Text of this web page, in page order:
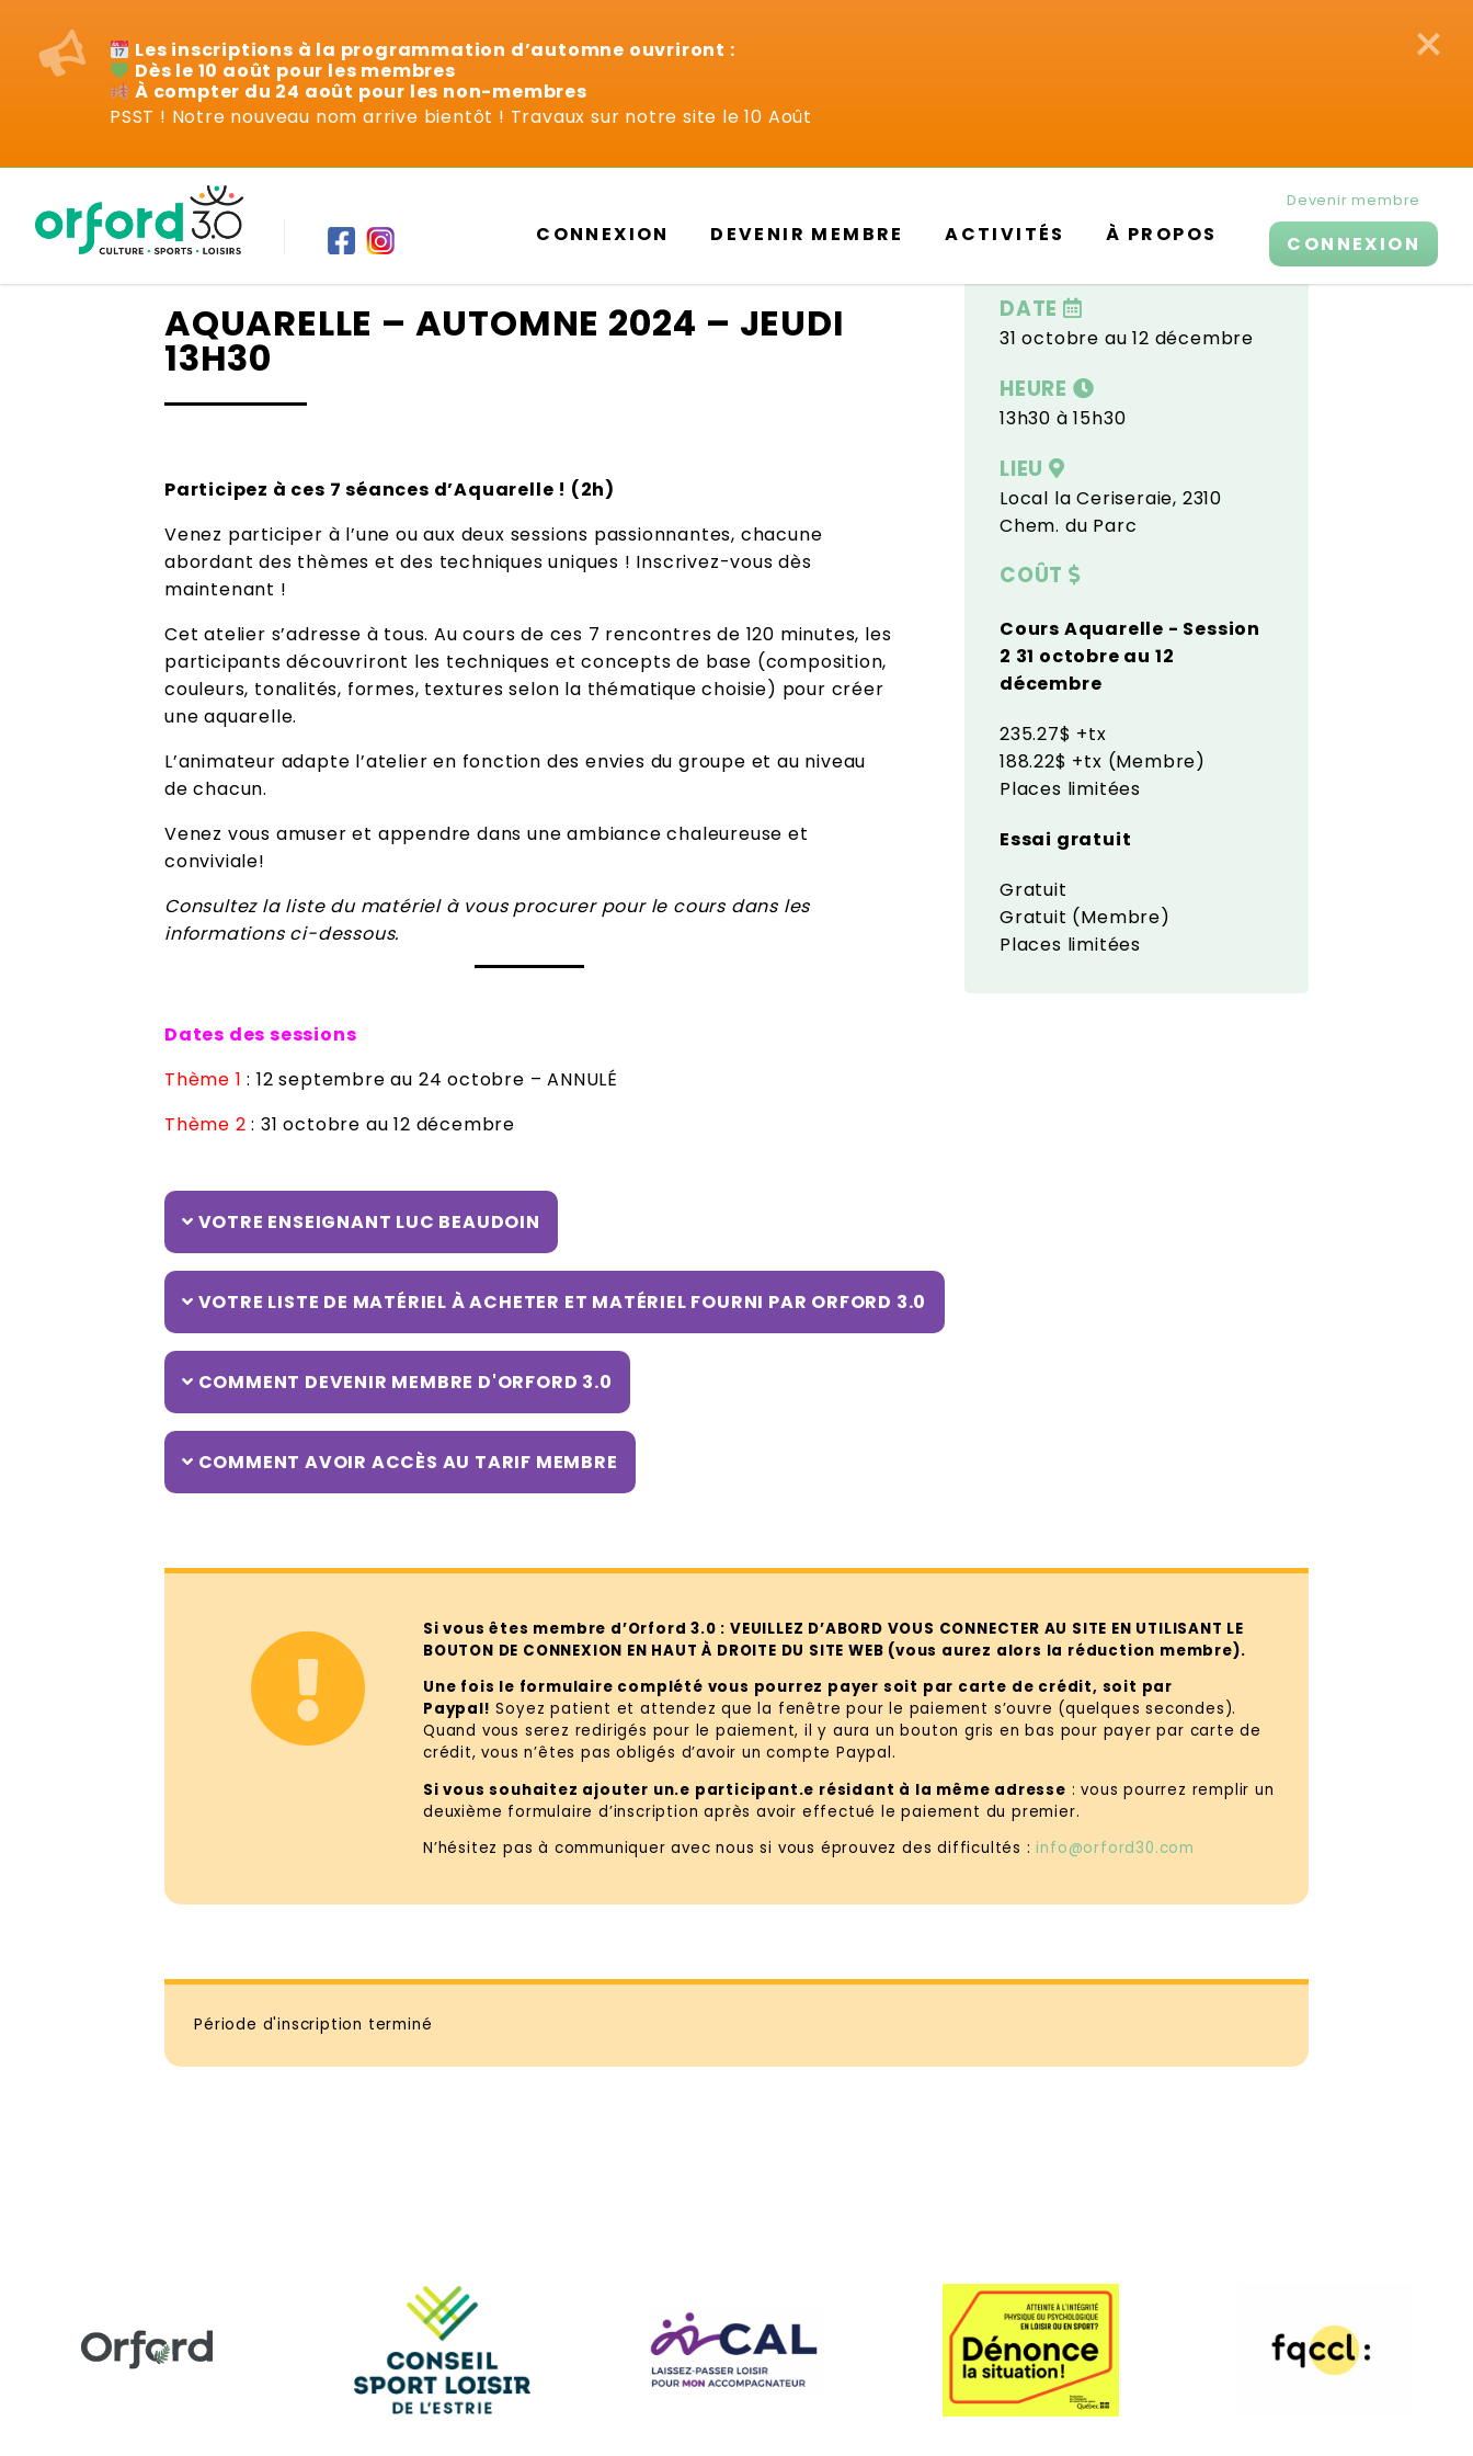
×
Les inscriptions à la programmation d’automne ouvriront :
Dès le 10 août pour les membres
À compter du 24 août pour les non-membres
PSST ! Notre nouveau nom arrive bientôt ! Travaux sur notre site le 10 Août
CONNEXION DEVENIR MEMBRE ACTIVITÉS À PROPOS
Devenir membre
CONNEXION
DATE
31 octobre au 12 décembre
HEURE
13h30 à 15h30
LIEU
Local la Ceriseraie, 2310
Chem. du Parc
COÛT
Cours Aquarelle - Session
2 31 octobre au 12
décembre
235.27$ +tx
188.22$ +tx (Membre)
Places limitées
Essai gratuit
Gratuit
Gratuit (Membre)
Places limitées
AQUARELLE – AUTOMNE 2024 – JEUDI
13H30
Participez à ces 7 séances d’Aquarelle ! (2h)
Venez participer à l’une ou aux deux sessions passionnantes, chacune
abordant des thèmes et des techniques uniques ! Inscrivez-vous dès
maintenant !
Cet atelier s’adresse à tous. Au cours de ces 7 rencontres de 120 minutes, les
participants découvriront les techniques et concepts de base (composition,
couleurs, tonalités, formes, textures selon la thématique choisie) pour créer
une aquarelle.
L’animateur adapte l’atelier en fonction des envies du groupe et au niveau
de chacun.
Venez vous amuser et appendre dans une ambiance chaleureuse et
conviviale!
Consultez la liste du matériel à vous procurer pour le cours dans les
informations ci-dessous.
Dates des sessions
Thème 1 : 12 septembre au 24 octobre – ANNULÉ
Thème 2: 31 octobre au 12 décembre
VOTRE ENSEIGNANT LUC BEAUDOIN
VOTRE LISTE DE MATÉRIEL À ACHETER ET MATÉRIEL FOURNI PAR ORFORD 3.0
COMMENT DEVENIR MEMBRE D'ORFORD 3.0
COMMENT AVOIR ACCÈS AU TARIF MEMBRE
Si vous êtes membre d’Orford 3.0 : VEUILLEZ D’ABORD VOUS CONNECTER AU SITE EN UTILISANT LE
BOUTON DE CONNEXION EN HAUT À DROITE DU SITE WEB (vous aurez alors la réduction membre).
Une fois le formulaire complété vous pourrez payer soit par carte de crédit, soit par
Paypal! Soyez patient et attendez que la fenêtre pour le paiement s’ouvre (quelques secondes).
Quand vous serez redirigés pour le paiement, il y aura un bouton gris en bas pour payer par carte de
crédit, vous n’êtes pas obligés d’avoir un compte Paypal.
Si vous souhaitez ajouter un.e participant.e résidant à la même adresse : vous pourrez remplir un
deuxième formulaire d’inscription après avoir effectué le paiement du premier.
N’hésitez pas à communiquer avec nous si vous éprouvez des difficultés :info@orford30.com
Période d'inscription terminé